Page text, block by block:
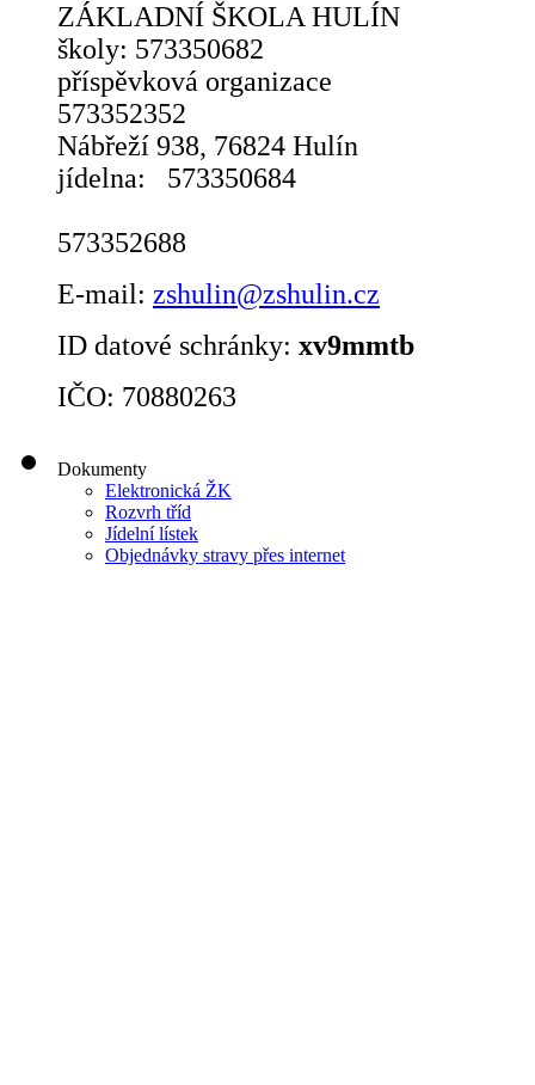
ZÁKLADNÍ ŠKOLA
školy: 573350682
příspěvková
573352352
Nábřeží 938, 76824
jídelna: 573350684
573352688
E-mail: zshulin@zshulin.cz
ID datové schránky: xv9mmtb
IČO: 70880263
Dokumenty
Elektronická ŽK
Rozvrh tříd
Jídelní lístek
Objednávky stravy přes internet